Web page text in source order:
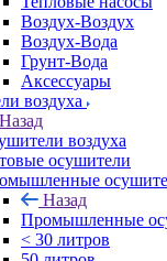
Воздух-Воздух
Воздух-Вода
Грунт-Вода
Аксессуары
воздуха
Назад
воздуха
осушители
Назад
Промышленные
< 30 литров